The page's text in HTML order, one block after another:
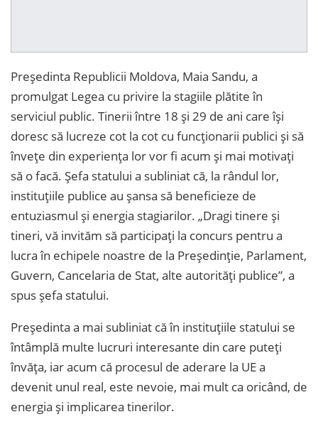
Președinta Republicii Moldova, Maia Sandu, a
promulgat Legea cu privire la stagiile plătite în
serviciul public. Tinerii între 18 și 29 de ani care își
doresc să lucreze cot la cot cu funcționarii publici și să
învețe din experiența lor vor fi acum și mai motivați
să o facă. Șefa statului a subliniat că, la rândul lor,
instituțiile publice au șansa să beneficieze de
entuziasmul și energia stagiarilor. „Dragi tinere și
tineri, vă invităm să participați la concurs pentru a
lucra în echipele noastre de la Președinție, Parlament,
Guvern, Cancelaria de Stat, alte autorități publice”, a
spus șefa statului.
Președinta a mai subliniat că în instituțiile statului se
întâmplă multe lucruri interesante din care puteți
învăța, iar acum că procesul de aderare la UE a
devenit unul real, este nevoie, mai mult ca oricând, de
energia și implicarea tinerilor.